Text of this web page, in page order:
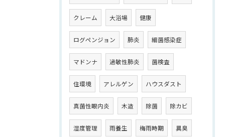
クレーム 大浴場 健康
ログペンジョン 肺炎 細菌感染症
マドンナ 過敏性肺炎 菌検査
住環境 アレルゲン ハウスダスト
真菌性眼内炎 木造 除菌 除カビ
湿度管理 雨養生 梅雨時期 異臭